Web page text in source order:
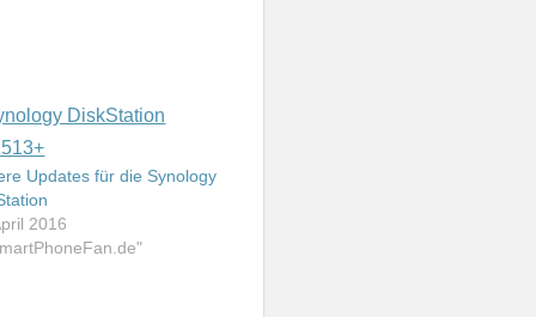
Updates für die Synology
2016